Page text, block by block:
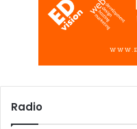
Radio